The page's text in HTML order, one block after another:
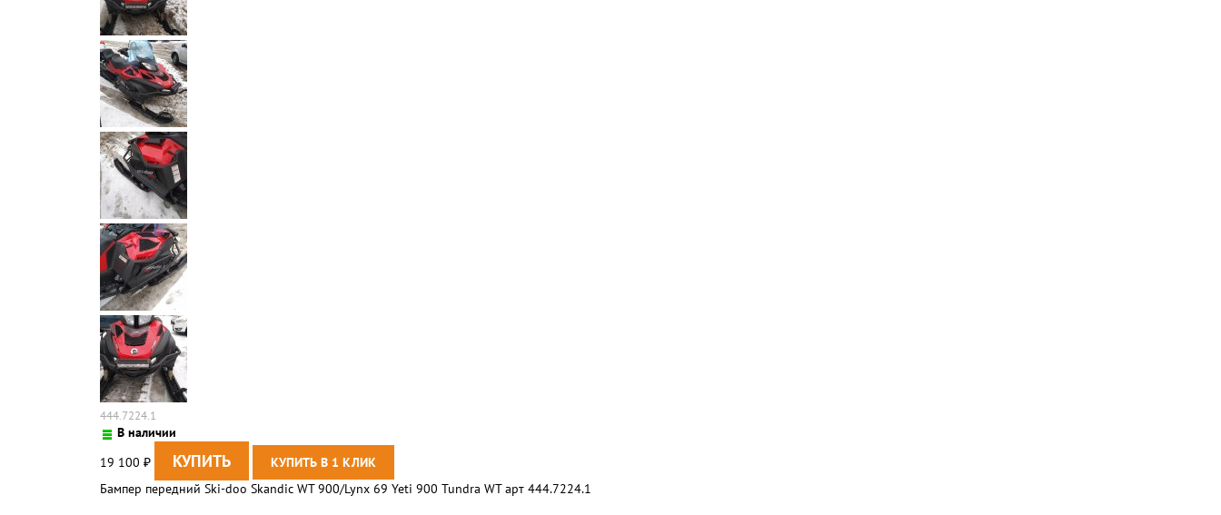
444.7224.1
В наличии
19 100 ₽
Бампер передний Ski-doo Skandic WT 900/Lynx 69 Yeti 900 Tundra WT арт 444.7224.1